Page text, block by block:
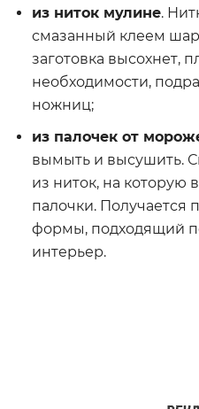
из ниток мулине.
смазанный клеем
заготовка высохнет,
необходимости,
ножниц;
из палочек от
вымыть и высушить.
из ниток, на которую
палочки. Получается
формы, подходящий
интерьер.